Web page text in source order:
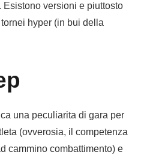
Esistono versioni e piuttosto
hyper (in bui della
una peculiarita di gara per
(ovverosia, il competenza
cammino combattimento) e